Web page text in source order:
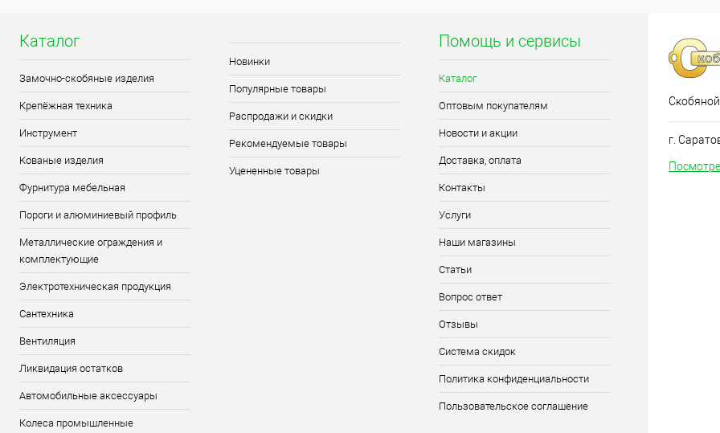
Каталог
Замочно-скобяные изделия
Крепёжная техника
Инструмент
Кованые изделия
Фурнитура мебельная
Пороги и алюминиевый профиль
Металлические ограждения и
комплектующие
Электротехническая продукция
Сантехника
Вентиляция
Ликвидация остатков
Автомобильные аксессуары
Колеса промышленные
Новинки
Популярные товары
Распродажи и скидки
Рекомендуемые товары
Уцененные товары
Помощь и сервисы
Каталог
Оптовым покупателям
Новости и акции
Доставка, оплата
Контакты
Услуги
Наши магазины
Статьи
Вопрос ответ
Отзывы
Система скидок
Политика конфиденциальности
Пользовательское соглашение
г.